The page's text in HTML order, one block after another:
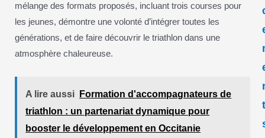
mélange des formats proposés, incluant trois courses pour
les jeunes, démontre une volonté d’intégrer toutes les
générations, et de faire découvrir le triathlon dans une
atmosphère chaleureuse.
A lire aussi
Formation d'accompagnateurs de
triathlon : un partenariat dynamique pour
booster le développement en Occitanie